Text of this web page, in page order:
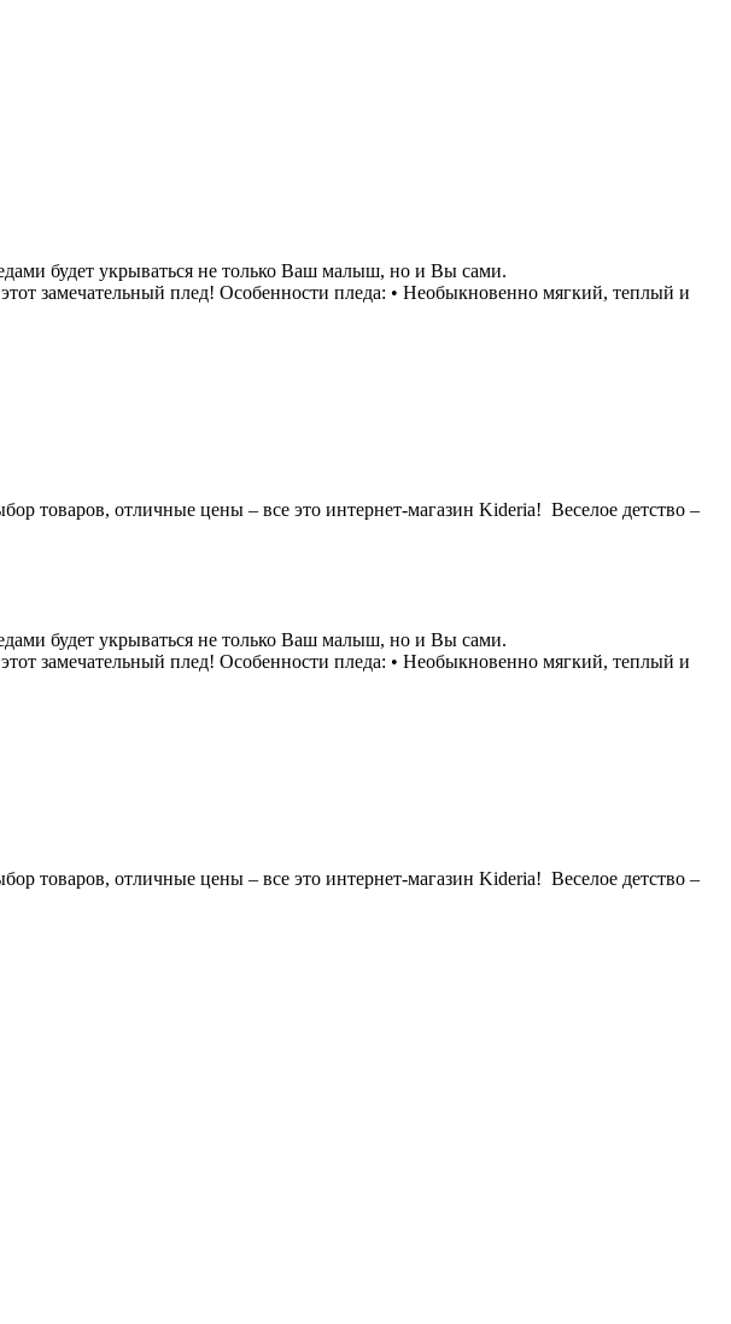
будет укрываться не только Ваш малыш, но и Вы сами.
замечательный плед! Особенности пледа: • Необыкновенно мягкий, теплый и
товаров, отличные цены – все это интернет-магазин Kideria! Веселое детство –
будет укрываться не только Ваш малыш, но и Вы сами.
замечательный плед! Особенности пледа: • Необыкновенно мягкий, теплый и
товаров, отличные цены – все это интернет-магазин Kideria! Веселое детство –